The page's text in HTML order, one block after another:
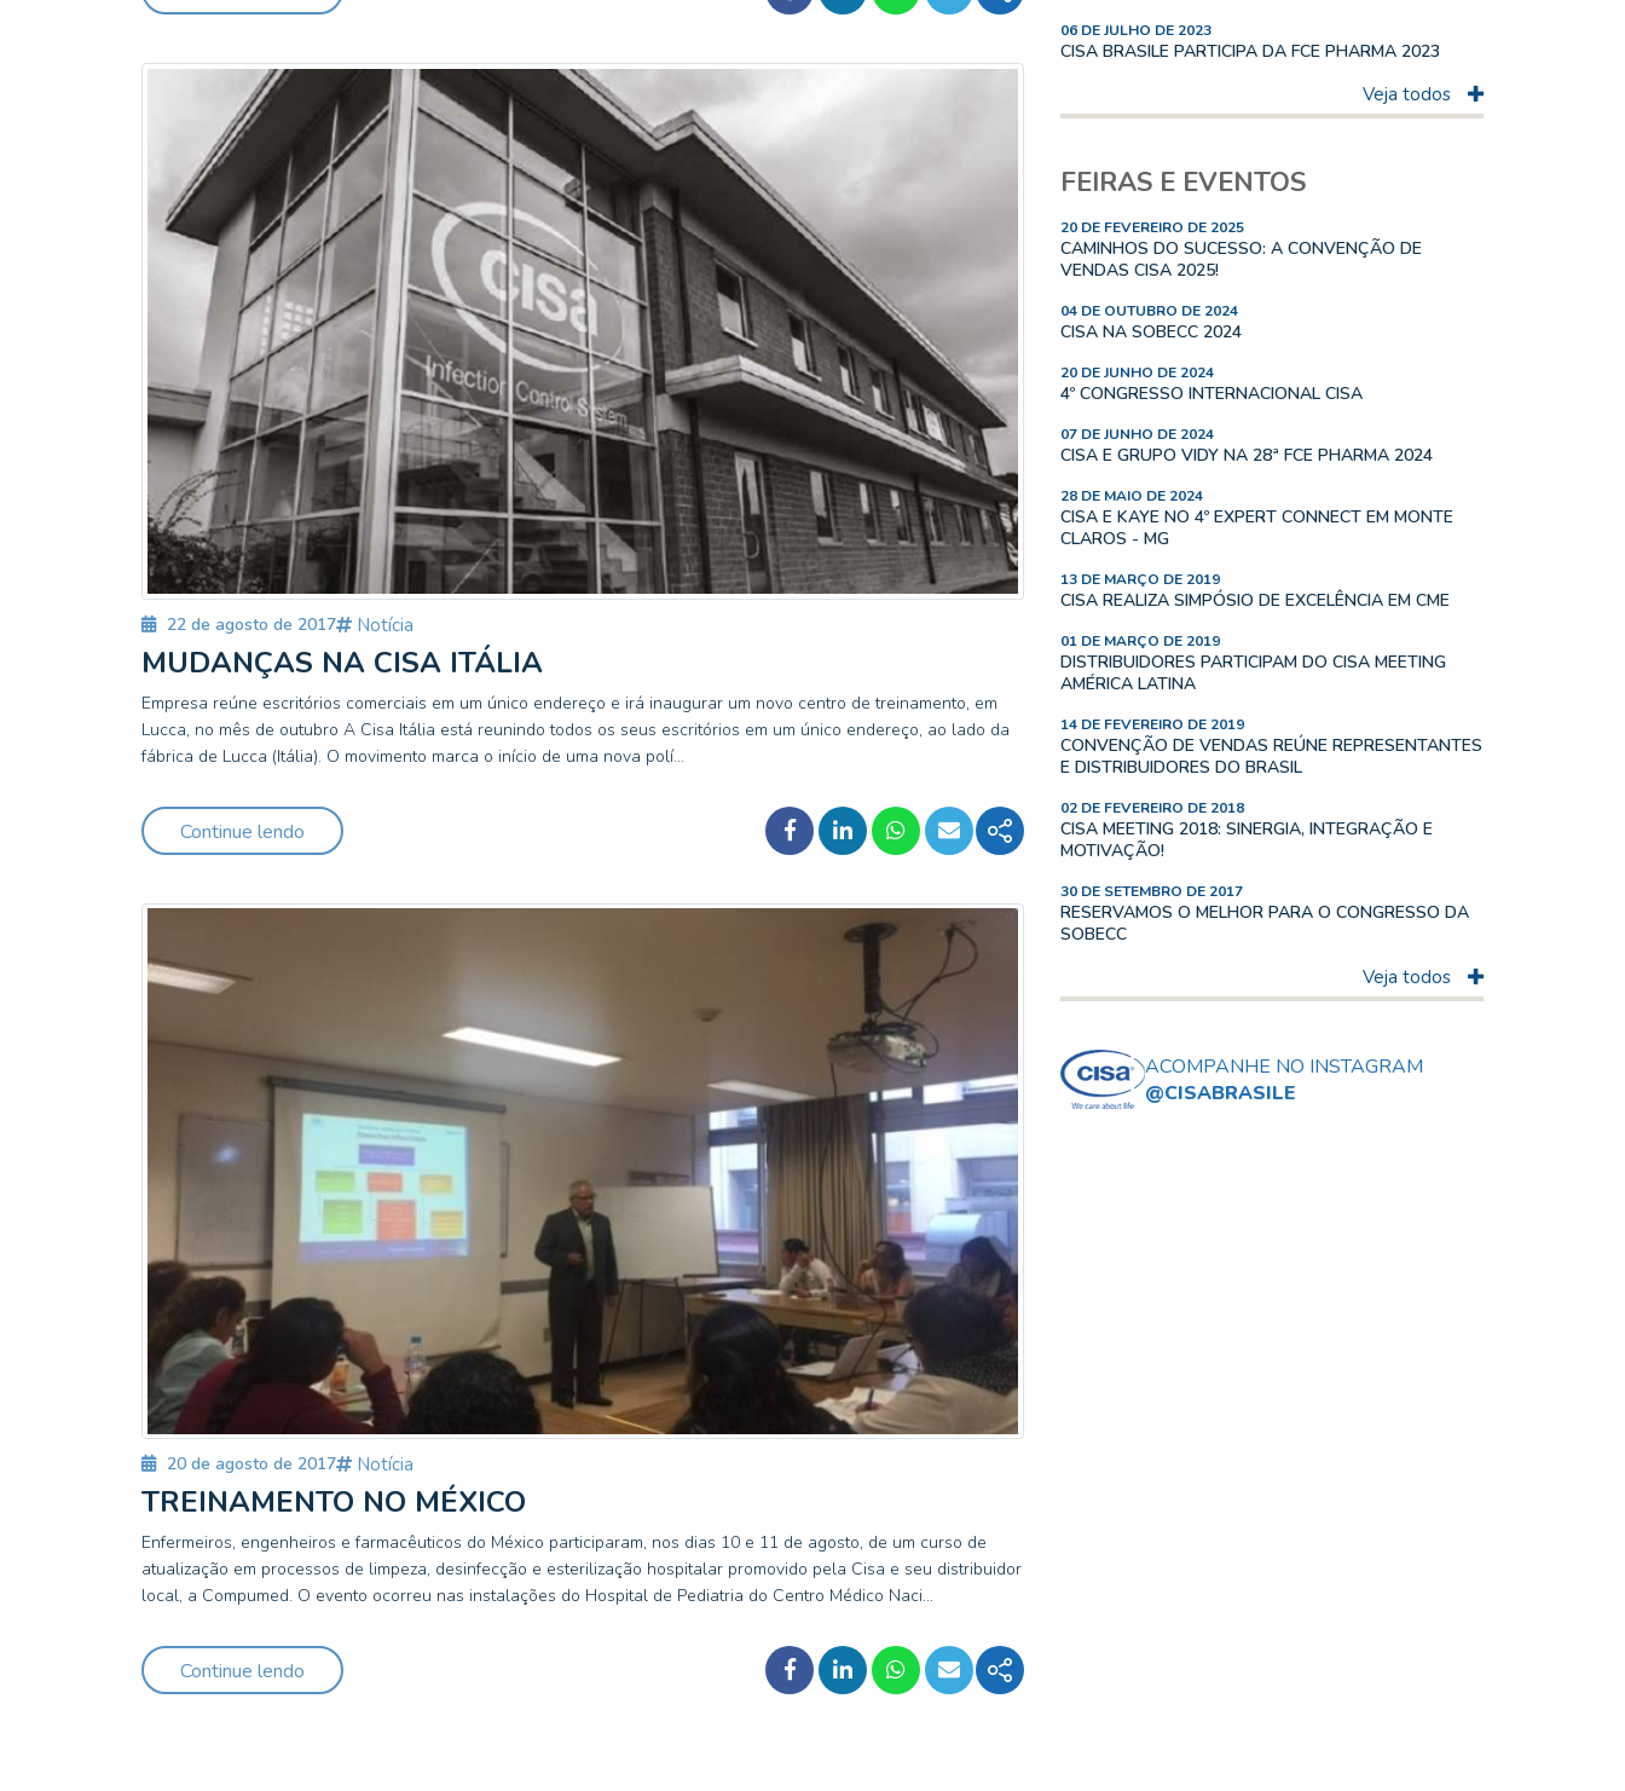
22 de agosto de 2017 Notícia
MUDANÇAS NA CISA ITÁLIA
Empresa reúne escritórios comerciais em um único endereço e irá inaugurar um novo centro de treinamento, em
Lucca, no mês de outubro A Cisa Itália está reunindo todos os seus escritórios em um único endereço, ao lado da
fábrica de Lucca (Itália). O movimento marca o início de uma nova polí...
Continue lendo
20 de agosto de 2017 Notícia
TREINAMENTO NO MÉXICO
Enfermeiros, engenheiros e farmacêuticos do México participaram, nos dias 10 e 11 de agosto, de um curso de
atualização em processos de limpeza, desinfecção e esterilização hospitalar promovido pela Cisa e seu distribuidor
local, a Compumed. O evento ocorreu nas instalações do Hospital de Pediatria do Centro Médico Naci...
Continue lendo
06 DE JULHO DE 2023
CISA BRASILE PARTICIPA DA FCE PHARMA 2023
Veja todos
FEIRAS E EVENTOS
20 DE FEVEREIRO DE 2025
CAMINHOS DO SUCESSO: A CONVENÇÃO DE
VENDAS CISA 2025!
04 DE OUTUBRO DE 2024
CISA NA SOBECC 2024
20 DE JUNHO DE 2024
4º CONGRESSO INTERNACIONAL CISA
07 DE JUNHO DE 2024
CISA E GRUPO VIDY NA 28ª FCE PHARMA 2024
28 DE MAIO DE 2024
CISA E KAYE NO 4º EXPERT CONNECT EM MONTE
CLAROS - MG
13 DE MARÇO DE 2019
CISA REALIZA SIMPÓSIO DE EXCELÊNCIA EM CME
01 DE MARÇO DE 2019
DISTRIBUIDORES PARTICIPAM DO CISA MEETING
AMÉRICA LATINA
14 DE FEVEREIRO DE 2019
CONVENÇÃO DE VENDAS REÚNE REPRESENTANTES
E DISTRIBUIDORES DO BRASIL
02 DE FEVEREIRO DE 2018
CISA MEETING 2018: SINERGIA, INTEGRAÇÃO E
MOTIVAÇÃO!
30 DE SETEMBRO DE 2017
RESERVAMOS O MELHOR PARA O CONGRESSO DA
SOBECC
Veja todos
ACOMPANHE NO INSTAGRAM
@CISABRASILE